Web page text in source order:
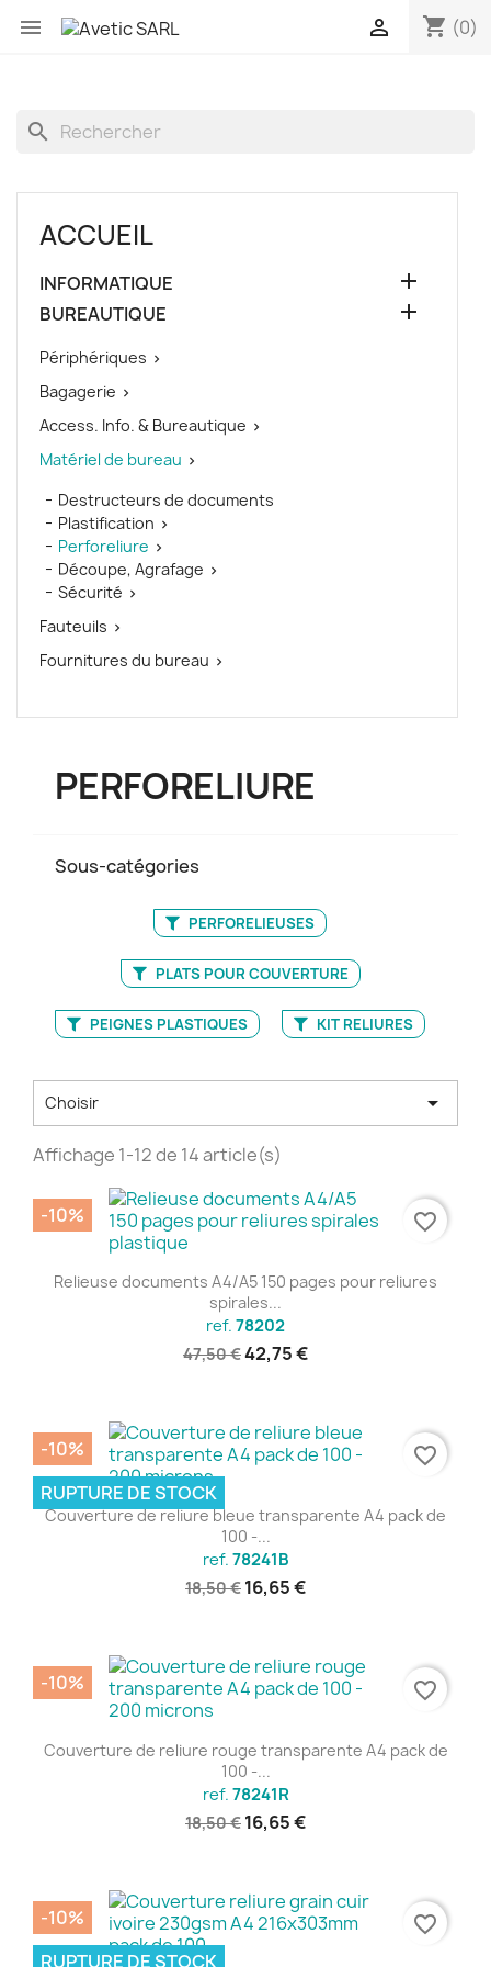
 shopping_cart (0)

search
ACCUEIL
INFORMATIQUE 
BUREAUTIQUE 
Périphériques 
Bagagerie 
Access. Info. & Bureautique 
Matériel de bureau 
Destructeurs de documents
Plastification 
Perforeliure 
Découpe, Agrafage 
Sécurité 
Fauteuils 
Fournitures du bureau 
PERFORELIURE
Sous-catégories
PERFORELIEUSES
PLATS POUR COUVERTURE
PEIGNES PLASTIQUES KIT RELIURES
Choisir 
Affichage 1-12 de 14 article(s)
Relieuse documents A4/A5 150 pages pour reliures
spirales...
ref. 78202
47,50 €42,75 €
-10% favorite_border
Couverture de reliure bleue transparente A4 pack de
100 -...
ref. 78241B
18,50 € 16,65 €
-10%
RUPTURE DE STOCK
favorite_border
Couverture de reliure rouge transparente A4 pack de
100 -...
ref. 78241R
18,50 € 16,65 €
-10% favorite_border
-10%
RUPTURE DE STOCK
favorite_border